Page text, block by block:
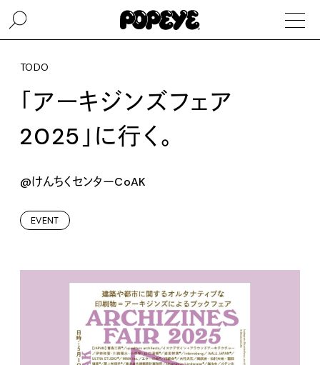
TODO
「アーキジンズフェア
2025」に行く。
@けんちくセンターCoAK
EVENT